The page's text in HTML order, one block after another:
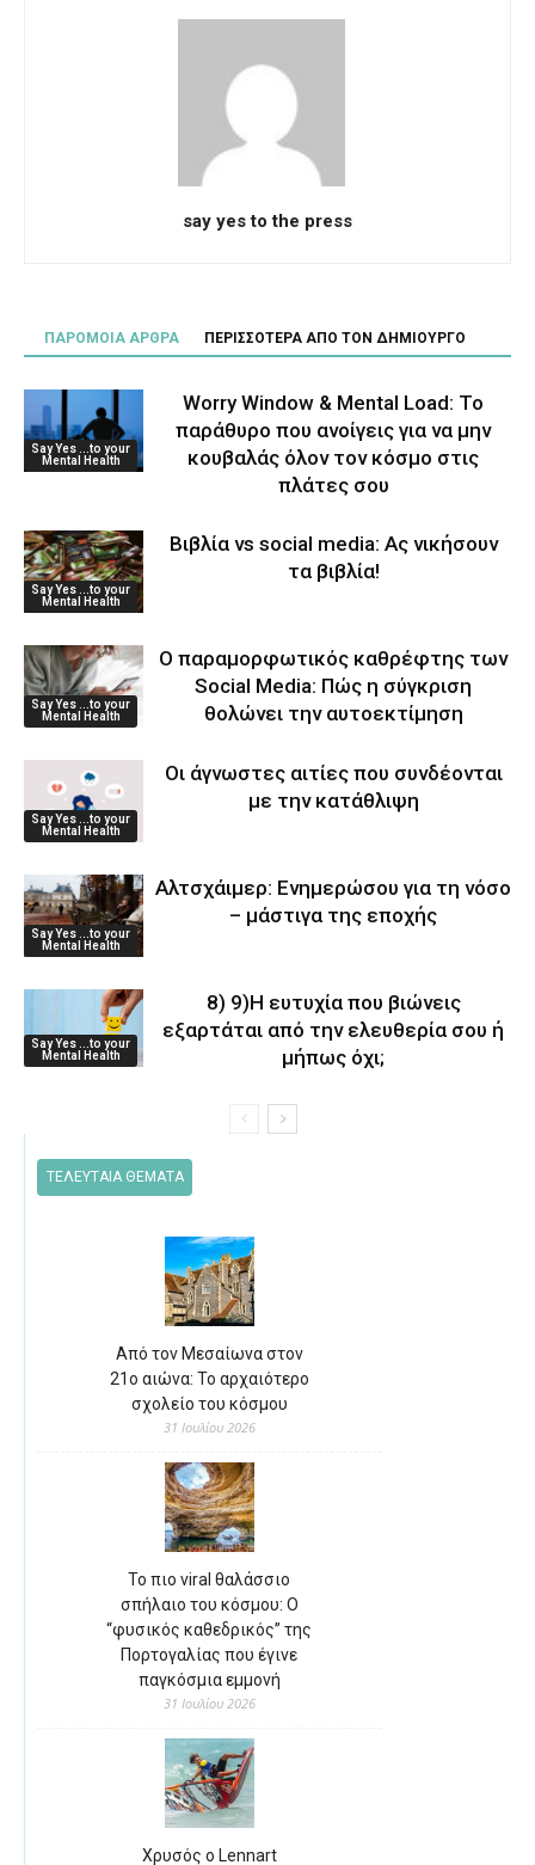
say yes to the press
ΠΑΡΟΜΟΙΑ ΑΡΘΡΑ ΠΕΡΙΣΣΟΤΕΡΑ ΑΠΟ ΤΟΝ ΔΗΜΙΟΥΡΓΟ
Say Yes ...to your
Mental Health
Worry Window & Mental Load: Το
παράθυρο που ανοίγεις για να μην
κουβαλάς όλον τον κόσμο στις
πλάτες σου
Say Yes ...to your
Mental Health
Βιβλία vs social media: Ας νικήσουν
τα βιβλία!
Say Yes ...to your
Mental Health
Ο παραμορφωτικός καθρέφτης των
Social Media: Πώς η σύγκριση
θολώνει την αυτοεκτίμηση
Say Yes ...to your
Mental Health
Οι άγνωστες αιτίες που συνδέονται
με την κατάθλιψη
Say Yes ...to your
Mental Health
Αλτσχάιμερ: Ενημερώσου για τη νόσο
– μάστιγα της εποχής
Say Yes ...to your
Mental Health
8) 9)Η ευτυχία που βιώνεις
εξαρτάται από την ελευθερία σου ή
μήπως όχι;
ΤΕΛΕΥΤΑΙΑ ΘΕΜΑΤΑ
Από τον Μεσαίωνα στον
21ο αιώνα: Το αρχαιότερο
σχολείο του κόσμου
31 Ιουλίου 2026
Το πιο viral θαλάσσιο
σπήλαιο του κόσμου: Ο
“φυσικός καθεδρικός” της
Πορτογαλίας που έγινε
παγκόσμια εμμονή
31 Ιουλίου 2026
Χρυσός ο Lennart